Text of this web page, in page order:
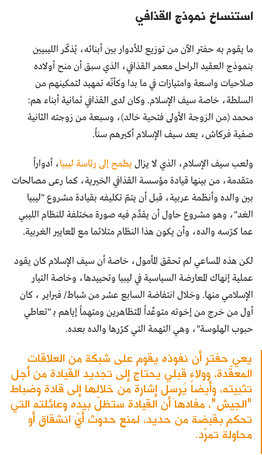
استنساخ نموذج القذافي
ما يقوم به حفتر الآن من توزيع للأدوار بين أبنائه، يُذكّر الليبيين
بنموذج العقيد الراحل معمر القذافي، الذي سبق أن منح أولاده
صلاحيات واسعة وامتيازات في ما بدا وكأنّه تمهيد لتمكينهم من
السلطة، خاصة سيف الإسلام. وكان لدى القذافي ثمانية أبناء هم:
محمد (من الزوجة الأولى فتحية خالد)، وسبعة من زوجته الثانية
صفية فركاش، يعد سيف الإسلام أكبرهم سناً.
ولعب سيف الإسلام، الذي لا يزال يطمح إلى رئاسة ليبيا، أدواراً
متقدمة، من بينها قيادة مؤسسة القذافي الخيرية، كما رعى مصالحات
بين والده وأنظمة عربية، قبل أن يتمّ تكليفه بقيادة مشروع "ليبيا
الغد"، وهو مشروع حاول أن يقدِّم فيه صورة مختلفة للنظام الليبي
عما كرّسه والده، وأن يكون هذا النظام متلائما مع المعايير الغربية.
لكن هذه المساعي لم تحقق المأمول، خاصة أن سيف الإسلام كان يقود
عملية إنهاك المعارضة السياسية في ليبيا وتحييدها، وخاصة التيار
الإسلامي منها. وخلال انتفاضة السابع عشر من شباط/ فبراير ، كان
أول من خرج من إخوته متوعِّداً المتظاهرين ومتهماً إياهم بـ "تعاطي
حبوب الهلوسة"، وهي التهمة التي كرّرها والده بعده.
يعي حفتر أن نفوذه يقوم على شبكة من العلاقات
المعقّدة، وولاء قبلي يحتاج إلى تجديد القيادة من أجل
تثبيته، وأيضاً يُرسِل إشارة من خلالها إلى قادة وضباط
"الجيش"، مفادها أن القيادة ستظلّ بيده وعائلته التي
تحكم بقبضة من حديد، لمنع حدوث أيّ انشقاق أو
محاولة تمرّد.